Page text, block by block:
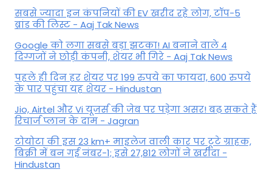
सबसे ज्यादा इन कंपनियों की EV खरीद रहे लोग, टॉप-5
ब्रांड की लिस्ट - Aaj Tak News
Google को लगा सबसे बड़ा झटका! AI बनाने वाले 4
दिग्गजों ने छोड़ी कंपनी, शेयर भी गिरे - Aaj Tak News
पहले ही दिन हर शेयर पर 199 रुपये का फायदा, 600 रुपये
के पार पहुंचा यह शेयर - Hindustan
Jio, Airtel और Vi यूजर्स की जेब पर पड़ेगा असर! बढ़ सकते हैं
रिचार्ज प्लान के दाम - Jagran
टोयोटा की इस 23 km+ माइलेज वाली कार पर टूटे ग्राहक,
बिक्री में बन गई नंबर-1; इसे 27,812 लोगों ने खरीदा -
Hindustan